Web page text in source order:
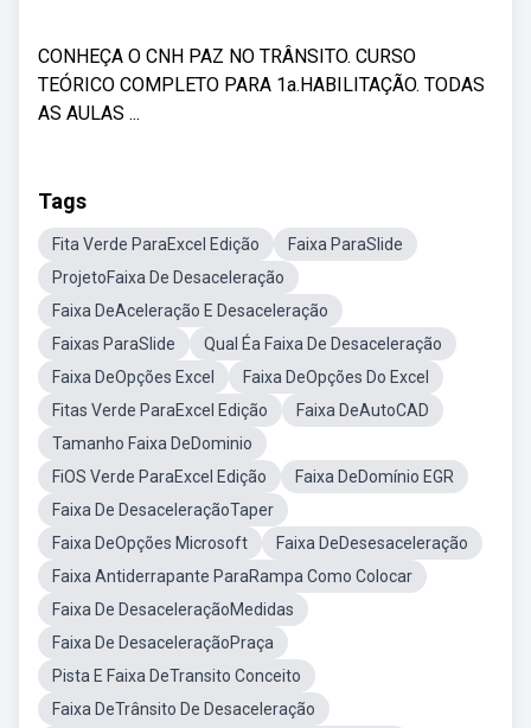
CONHEÇA O CNH PAZ NO TRÂNSITO. CURSO
TEÓRICO COMPLETO PARA 1a.HABILITAÇÃO. TODAS
AS AULAS ...
Tags
Fita Verde ParaExcel Edição
Faixa ParaSlide
ProjetoFaixa De Desaceleração
Faixa DeAceleração E Desaceleração
Faixas ParaSlide
Qual Éa Faixa De Desaceleração
Faixa DeOpções Excel
Faixa DeOpções Do Excel
Fitas Verde ParaExcel Edição
Faixa DeAutoCAD
Tamanho Faixa DeDominio
FiOS Verde ParaExcel Edição
Faixa DeDomínio EGR
Faixa De DesaceleraçãoTaper
Faixa DeOpções Microsoft
Faixa DeDesesaceleração
Faixa Antiderrapante ParaRampa Como Colocar
Faixa De DesaceleraçãoMedidas
Faixa De DesaceleraçãoPraça
Pista E Faixa DeTransito Conceito
Faixa DeTrânsito De Desaceleração